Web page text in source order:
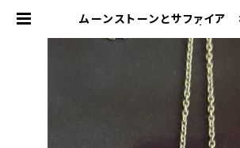
ムーンストーンとサファイア
房 岩田あかね